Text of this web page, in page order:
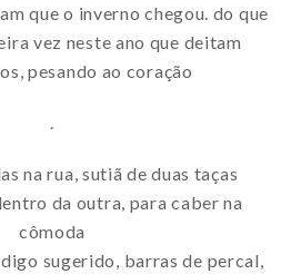
que o inverno chegou. do que
vez neste ano que deitam
pesando ao coração
na rua, sutiã de duas taças
da outra, para caber na
cômoda
sugerido, barras de percal,